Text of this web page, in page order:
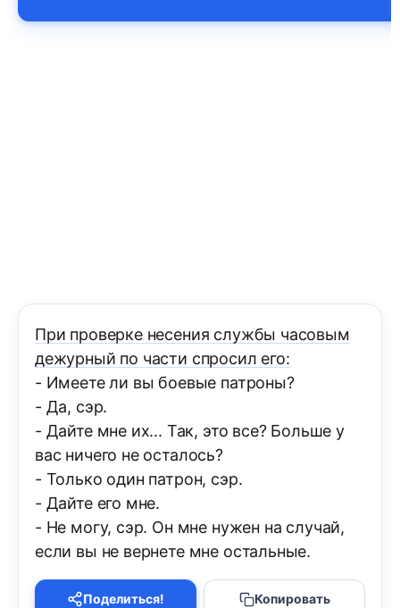
При проверке несения службы часовым
дежурный по части спросил его:
- Имеете ли вы боевые патроны?
- Да, сэр.
- Дайте мне их... Так, это все? Больше у
вас ничего не осталось?
- Только один патрон, сэр.
- Дайте его мне.
- Не могу, сэр. Он мне нужен на случай,
если вы не вернете мне остальные.
Поделиться! Копировать